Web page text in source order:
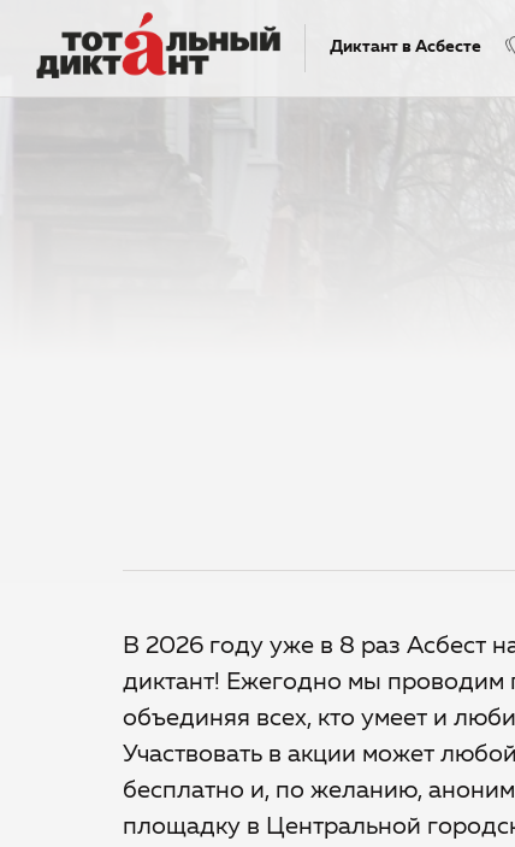
Диктант в Асбесте
В 2026 году уже в 8 раз Асбест
диктант! Ежегодно мы проводим
объединяя всех, кто умеет и
Участвовать в акции может
бесплатно и, по желанию,
площадку в Центральной